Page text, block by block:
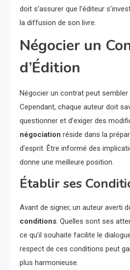
doit s’assurer que l’éditeur
la diffusion de son livre.
Négocier un
d’Édition
Négocier un contrat peut sembler
Cependant, chaque auteur doit
questionner et d’exiger des
négociation réside dans la
d’esprit. Être informé des
donne une meilleure position.
Établir ses
Avant de signer, un auteur averti
conditions. Quelles sont ses
ce qu’il souhaite facilite le
respect de ces conditions peut
plus harmonieuse.